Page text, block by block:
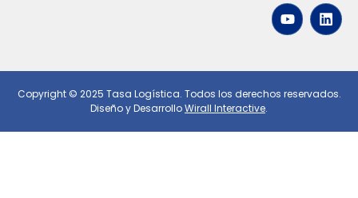
Copyright © 2025 Tasa Logística. Todos los derechos reservados.
Diseño y DesarrolloWirall Interactive.